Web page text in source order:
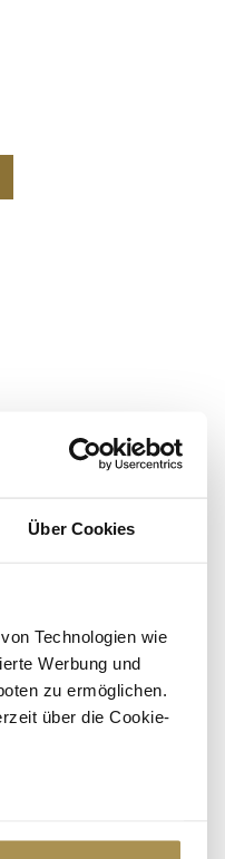
Über Cookies
Technologien wie
Werbung und
zu ermöglichen.
über die Cookie-